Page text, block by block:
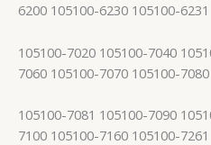
6200 105100-6230 105100-6231
105100-7020 105100-7040
7060 105100-7070 105100-7080
105100-7081 105100-7090
7100 105100-7160 105100-7261